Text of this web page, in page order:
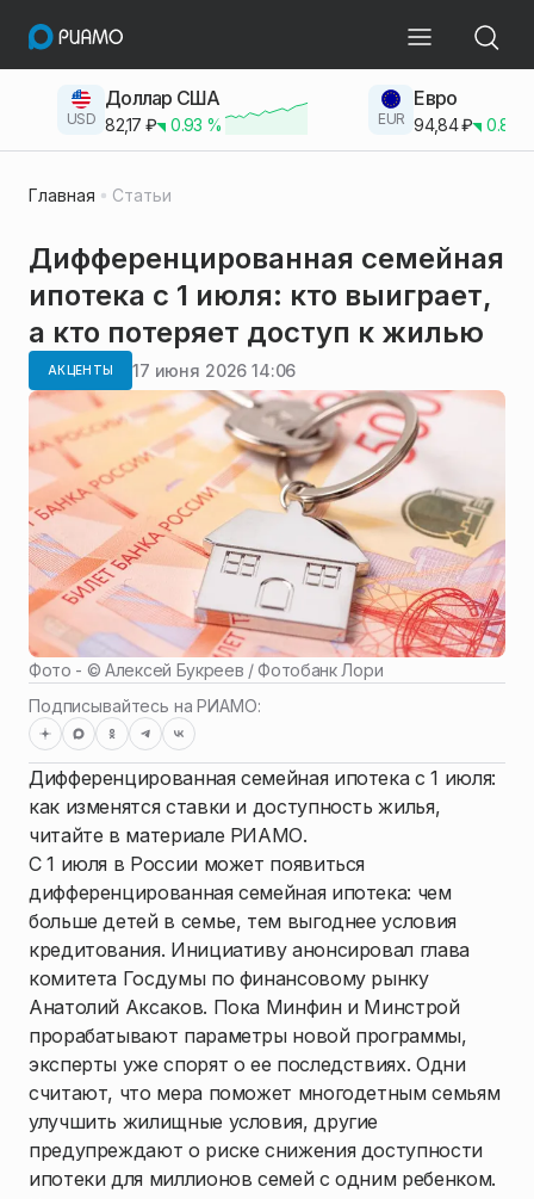
USD
Доллар США
82,17 ₽ 0.93 % EUR
Евро
94,84₽ 0.83
Главная Статьи
Дифференцированная семейная
ипотека с 1 июля: кто выиграет,
а кто потеряет доступ к жилью
АКЦЕНТЫ 17 июня 2026 14:06
Фото - ©Алексей Букреев / Фотобанк Лори
Подписывайтесь на РИАМО:
Дифференцированная семейная ипотека с 1 июля:
как изменятся ставки и доступность жилья,
читайте в материале РИАМО.
С 1 июля в России может появиться
дифференцированная семейная ипотека: чем
больше детей в семье, тем выгоднее условия
кредитования. Инициативу анонсировал глава
комитета Госдумы по финансовому рынку
Анатолий Аксаков. Пока Минфин и Минстрой
прорабатывают параметры новой программы,
эксперты уже спорят о ее последствиях. Одни
считают, что мера поможет многодетным семьям
улучшить жилищные условия, другие
предупреждают о риске снижения доступности
ипотеки для миллионов семей с одним ребенком.